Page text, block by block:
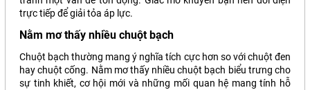
trực tiếp để giải tỏa áp lực.
Nằm mơ thấy nhiều chuột bạch
Chuột bạch thường mang ý nghĩa tích cực hơn so với chuột đen
hay chuột cống. Nằm mơ thấy nhiều chuột bạch biểu trưng cho
sự tinh khiết, cơ hội mới và những mối quan hệ mang tính hỗ